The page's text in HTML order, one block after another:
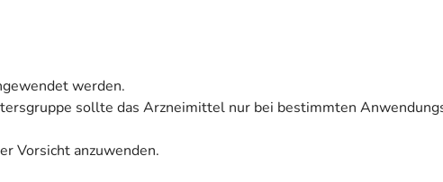
werden.
sollte das Arzneimittel nur bei bestimmten
Vorsicht anzuwenden.